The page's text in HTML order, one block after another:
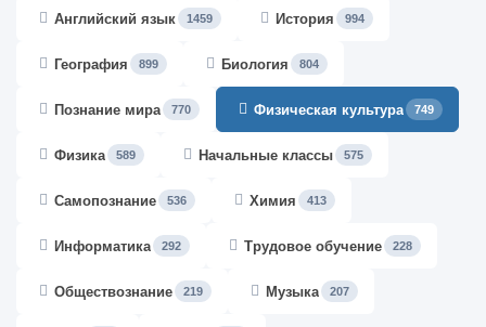
Английский язык 1459 История 994
География 899 Биология 804
Познание мира 770 Физическая культура 749
Физика 589 Начальные классы 575
Самопознание 536 Химия 413
Информатика 292 Трудовое обучение 228
Обществознание 219 Музыка 207